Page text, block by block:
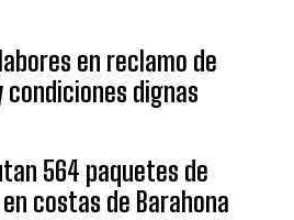
en reclamo de
dignas
564 paquetes de
costas de Barahona